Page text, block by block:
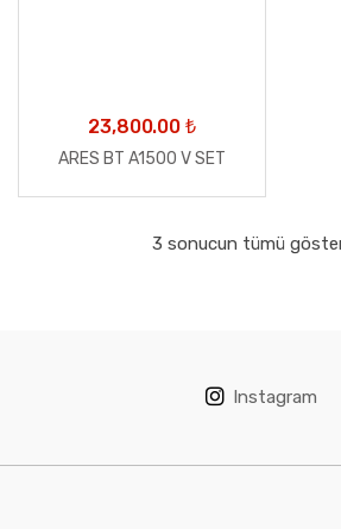
23,800.00 ₺
ARES BT A1500 V SET
3 sonucun tümü
Instagram